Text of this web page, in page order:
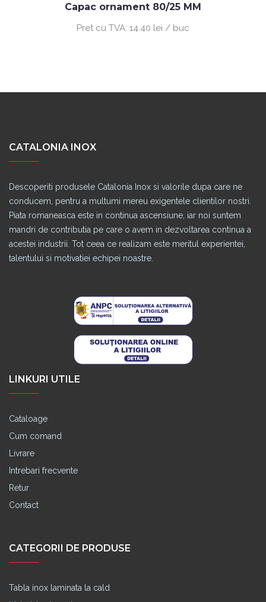
Capac ornament 80/25 MM
Pret cu TVA: 14.40 lei / buc
CATALONIA INOX
Descoperiti produsele Catalonia Inox si valorile dupa care ne
conducem, pentru a multumi mereu exigentele clientilor nostri.
Piata romaneasca este in continua ascensiune, iar noi suntem
mandri de contributia pe care o avem in dezvoltarea continua a
acestei industrii. Tot ceea ce realizam este meritul experientei,
talentului si motivatiei echipei noastre.
LINKURI UTILE
Cataloage
Cum comand
Livrare
Intrebari frecvente
Retur
Contact
CATEGORII DE PRODUSE
Tabla inox laminata la cald